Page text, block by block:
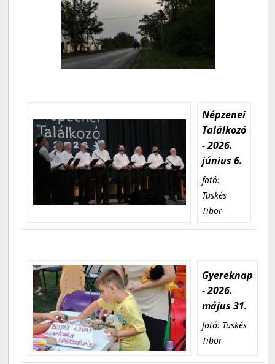
Népzenei
Találkozó
- 2026.
június 6.
fotó:
Tüskés
Tibor
Gyereknap
- 2026.
május 31.
fotó: Tüskés
Tibor